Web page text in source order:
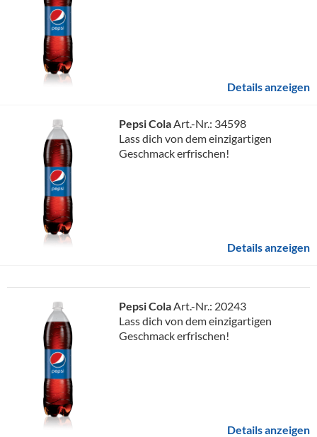
Hygieneartikel & Desinfektion
Details anzeigen
Pepsi ColaArt.-Nr.: 34598
Lass dich von dem einzigartigen
Geschmack erfrischen!
Details anzeigen
Pepsi ColaArt.-Nr.: 20243
Lass dich von dem einzigartigen
Geschmack erfrischen!
Details anzeigen